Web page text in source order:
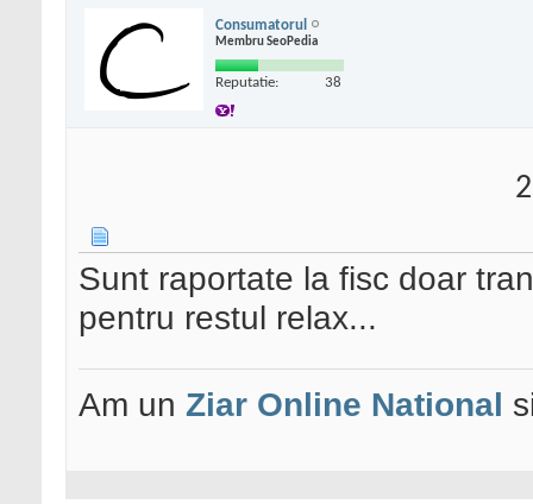
Consumatorul
Membru SeoPedia
Reputatie: 38
Sunt raportate la fisc doar
pentru restul relax...
Am un Ziar Online National